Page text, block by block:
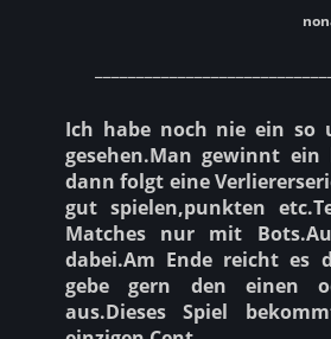
Ich habe noch nie ein so
gesehen.Man gewinnt
dann folgt eine
gut spielen,punkten
Matches nur mit
dabei.Am Ende reicht es
gebe gern den einen
aus.Dieses Spiel